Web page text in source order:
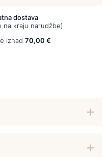
dostava
na kraju narudžbe)
iznad 70,00 €